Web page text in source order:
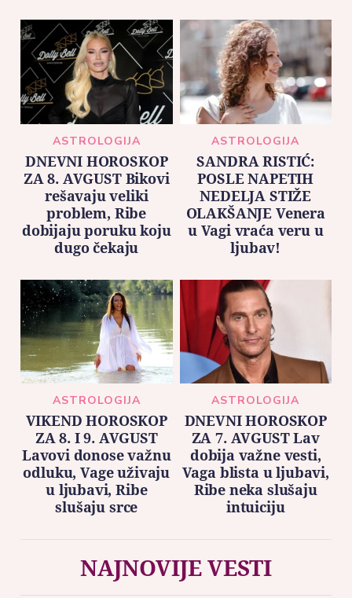
ASTROLOGIJA
DNEVNI HOROSKOP
ZA 8. AVGUST Bikovi
rešavaju veliki
problem, Ribe
dobijaju poruku koju
dugo čekaju
ASTROLOGIJA
SANDRA RISTIĆ:
POSLE NAPETIH
NEDELJA STIŽE
OLAKŠANJE Venera
u Vagi vraća veru u
ljubav!
ASTROLOGIJA
VIKEND HOROSKOP
ZA 8. I 9. AVGUST
Lavovi donose važnu
odluku, Vage uživaju
u ljubavi, Ribe
slušaju srce
ASTROLOGIJA
DNEVNI HOROSKOP
ZA 7. AVGUST Lav
dobija važne vesti,
Vaga blista u ljubavi,
Ribe neka slušaju
intuiciju
NAJNOVIJE VESTI